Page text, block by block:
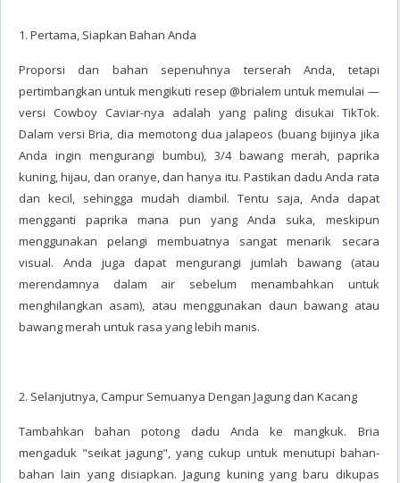
1. Pertama, Siapkan Bahan Anda
Proporsi dan bahan sepenuhnya terserah Anda, tetapi
pertimbangkan untuk mengikuti resep @brialem untuk memulai —
versi Cowboy Caviar-nya adalah yang paling disukai TikTok.
Dalam versi Bria, dia memotong dua jalapeos (buang bijinya jika
Anda ingin mengurangi bumbu), 3/4 bawang merah, paprika
kuning, hijau, dan oranye, dan hanya itu. Pastikan dadu Anda rata
dan kecil, sehingga mudah diambil. Tentu saja, Anda dapat
mengganti paprika mana pun yang Anda suka, meskipun
menggunakan pelangi membuatnya sangat menarik secara
visual. Anda juga dapat mengurangi jumlah bawang (atau
merendamnya dalam air sebelum menambahkan untuk
menghilangkan asam), atau menggunakan daun bawang atau
bawang merah untuk rasa yang lebih manis.
2. Selanjutnya, Campur Semuanya Dengan Jagung dan Kacang
Tambahkan bahan potong dadu Anda ke mangkuk. Bria
mengaduk "seikat jagung", yang cukup untuk menutupi bahan-
bahan lain yang disiapkan. Jagung kuning yang baru dikupas